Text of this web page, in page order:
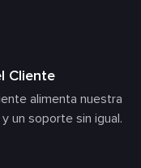
Cliente
alimenta nuestra
un soporte sin igual.